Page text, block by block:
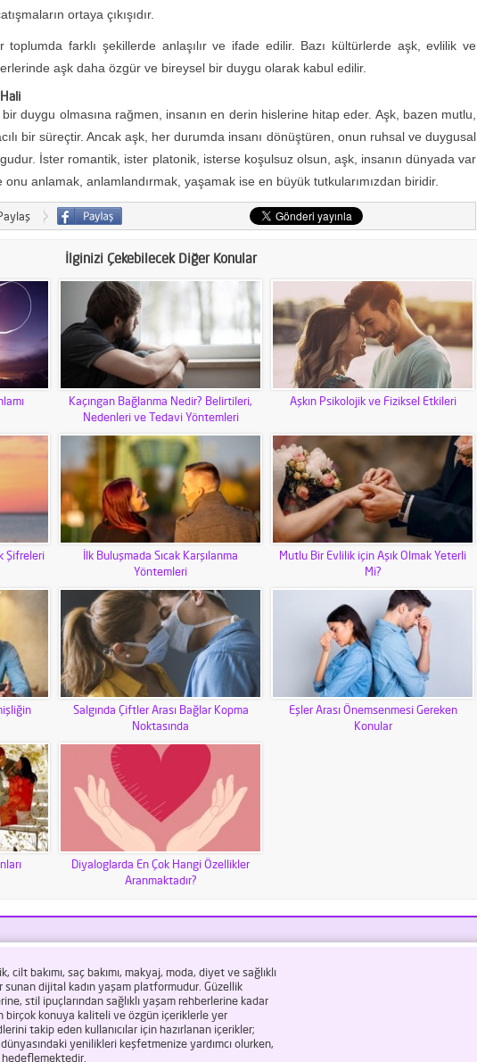
ortaya çıkışıdır.
farklı şekillerde anlaşılır ve ifade edilir. Bazı kültürlerde aşk, evlilik ve
aşk daha özgür ve bireysel bir duygu olarak kabul edilir.
duygu olmasına rağmen, insanın en derin hislerine hitap eder. Aşk, bazen mutlu,
bir süreçtir. Ancak aşk, her durumda insanı dönüştüren, onun ruhsal ve duygusal
İster romantik, ister platonik, isterse koşulsuz olsun, aşk, insanın dünyada var
anlamak, anlamlandırmak, yaşamak ise en büyük tutkularımızdan biridir.
İlginizi Çekebilecek Diğer Konular
Kaçıngan Bağlanma Nedir? Belirtileri,
Nedenleri ve Tedavi Yöntemleri
Aşkın Psikolojik ve Fiziksel Etkileri
Şifreleri
İlk Buluşmada Sıcak Karşılanma
Yöntemleri
Mutlu Bir Evlilik için Aşık Olmak Yeterli
Mi?
Salgında Çiftler Arası Bağlar Kopma
Noktasında
Eşler Arası Önemsenmesi Gereken
Konular
Diyaloglarda En Çok Hangi Özellikler
Aranmaktadır?
bakımı, saç bakımı, makyaj, moda, diyet ve sağlıklı
sunan dijital kadın yaşam platformudur. Güzellik
stil ipuçlarından sağlıklı yaşam rehberlerine kadar
birçok konuya kaliteli ve özgün içeriklerle yer
takip eden kullanıcılar için hazırlanan içerikler;
yenilikleri keşfetmenize yardımcı olurken,
hedeflemektedir.